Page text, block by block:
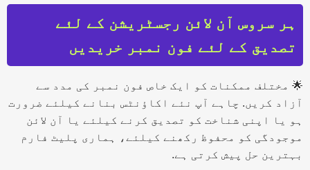
ہر سروس آن لائن رجسٹریشن کے لئے
تصدیق کے لئے فون نمبر خریدیں
🌟 مختلف ممکنات کو ایک خاص فون نمبر کی مدد سے
آزاد کریں. چاہے آپ نئے اکاؤنٹس بنانے کیلئے ضرورت
ہو یا اپنی شناخت کو تصدیق کرنے کیلئے یا آن لائن
موجودگی کو محفوظ رکھنے کیلئے، ہماری پلیٹ فارم
بہترین حل پیش کرتی ہے.